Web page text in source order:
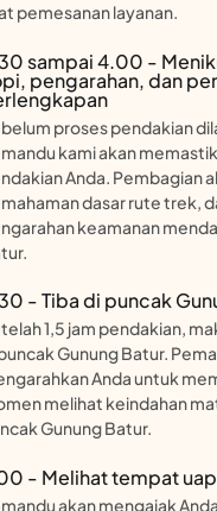
pemesanan layanan.
sampai 4.00 -
pengarahan, dan
proses pendakian
kami akan
Anda. Pembagian
dasar rute trek,
keamanan
- Tiba di puncak
1,5 jam pendakian,
Gunung Batur.
Anda untuk
melihat keindahan
Gunung Batur.
- Melihat tempat
akan mengajak